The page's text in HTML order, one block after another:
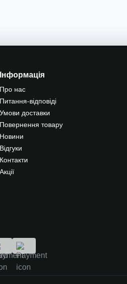
Інформація
Про нас
Питання-відповіді
Умови доставки
Повернення товару
Новини
Відгуки
Контакти
Акції